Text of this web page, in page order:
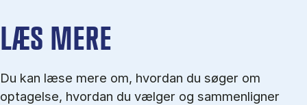
LÆS MERE
Du kan læse mere om, hvordan du søger om
optagelse, hvordan du vælger og sammenligner